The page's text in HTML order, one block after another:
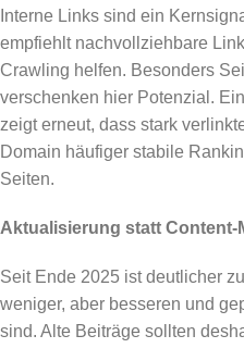
Interne Links sind ein
empfiehlt nachvollziehbare
Crawling helfen. Besonders
verschenken hier Potenzial.
zeigt erneut, dass stark
Domain häufiger stabile
Seiten.
Aktualisierung statt Content-
Seit Ende 2025 ist deutlicher
weniger, aber besseren und
sind. Alte Beiträge sollten